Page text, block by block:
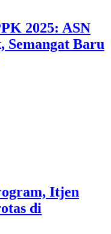
2025: ASN
Semangat Baru
Itjen
di